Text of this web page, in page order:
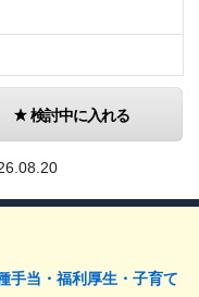
検討中に入れる
手当・福利厚生・子育て